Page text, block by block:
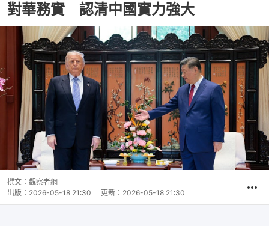
對華務實 認清中國實力強大
撰文： 觀察者網
出版： 2026-05-18 21:30 更新： 2026-05-18 21:30